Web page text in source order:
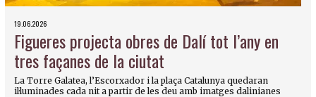
19.06.2026
Figueres projecta obres de Dalí tot l’any en
tres façanes de la ciutat
La Torre Galatea, l’Escorxador i la plaça Catalunya quedaran
il·luminades cada nit a partir de les deu amb imatges dalinianes